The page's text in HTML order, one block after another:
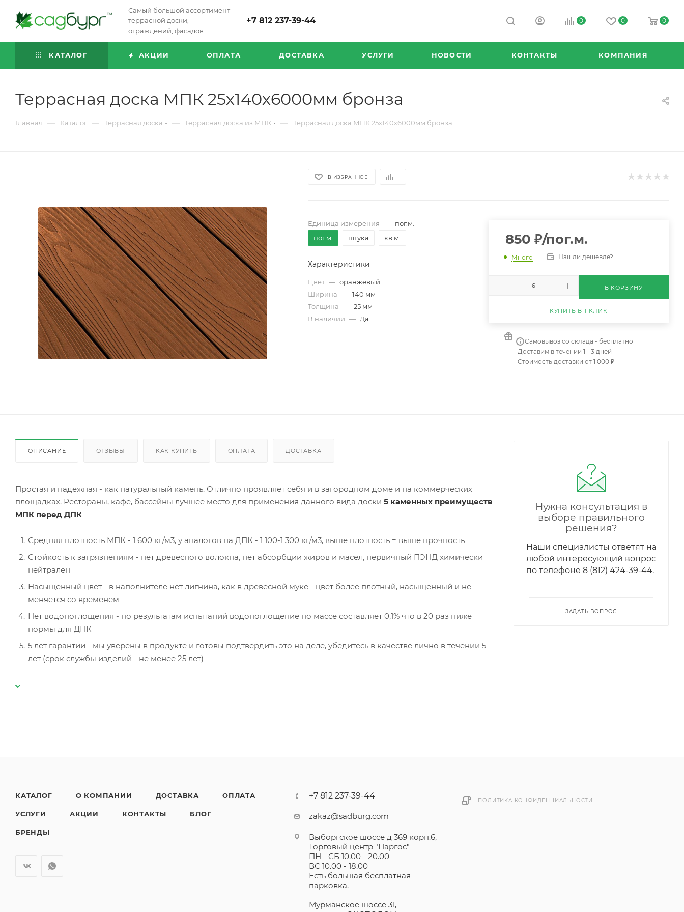
Самый большой ассортимент
террасной доски,
ограждений, фасадов
+7 812 237-39-44 0 0 0
КАТАЛОГ АКЦИИ ОПЛАТА ДОСТАВКА УСЛУГИ НОВОСТИ КОНТАКТЫ КОМПАНИЯ
Террасная доска МПК 25х140х6000мм бронза
Главная — Каталог — Террасная доска — Террасная доска из МПК — Террасная доска МПК 25х140х6000мм бронза
В ИЗБРАННОЕ
Единица измерения — пог.м.
пог.м.
штука кв.м.
Характеристики
Цвет — оранжевый
Ширина — 140 мм
Толщина — 25 мм
В наличии — Да
850 ₽/пог.м.
Много Нашли дешевле?
В КОРЗИНУ
КУПИТЬ В 1 КЛИК
Самовывоз со склада - бесплатно
Доставим в течении 1 - 3 дней
Стоимость доставки от 1 000 ₽
ОПИСАНИЕ ОТЗЫВЫ КАК КУПИТЬ ОПЛАТА ДОСТАВКА
Простая и надежная - как натуральный камень. Отлично проявляет себя и в загородном доме и на коммерческих
площадках. Рестораны, кафе, бассейны лучшее место для применения данного вида доски 5 каменных преимуществ
МПК перед ДПК
Средняя плотность МПК - 1 600 кг/м3, у аналогов на ДПК - 1 100-1 300 кг/м3, выше плотность = выше прочность
Стойкость к загрязнениям - нет древесного волокна, нет абсорбции жиров и масел, первичный ПЭНД химически
нейтрален
Насыщенный цвет - в наполнителе нет лигнина, как в древесной муке - цвет более плотный, насыщенный и не
меняется со временем
Нет водопоглощения - по результатам испытаний водопоглощение по массе составляет 0,1% что в 20 раз ниже
нормы для ДПК
5 лет гарантии - мы уверены в продукте и готовы подтвердить это на деле, убедитесь в качестве лично в течении 5
лет (срок службы изделий - не менее 25 лет)
Нужна консультация в
выборе правильного
решения?
Наши специалисты ответят на
любой интересующий вопрос
по телефонe 8 (812) 424-39-44.
ЗАДАТЬ ВОПРОС
КАТАЛОГ О КОМПАНИИ ДОСТАВКА ОПЛАТА
УСЛУГИ АКЦИИ КОНТАКТЫ БЛОГ
БРЕНДЫ
+7 812 237-39-44
zakaz@sadburg.com
Выборгское шоссе д 369 корп.6,
Торговый центр "Паргос"
ПН - СБ 10.00 - 20.00
ВС 10.00 - 18.00
Есть большая бесплатная
парковка.
Мурманское шоссе 31,
ПОЛИТИКА КОНФИДЕНЦИАЛЬНОСТИ